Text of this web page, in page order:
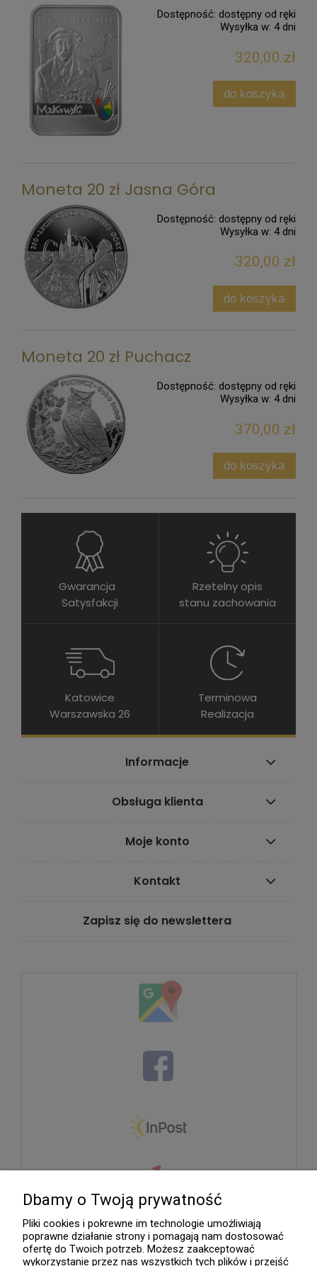
Dostępność: dostępny od ręki
Wysyłka w: 4 dni
320,00 zł
do koszyka
Moneta 20 zł Jasna Góra
Dostępność: dostępny od ręki
Wysyłka w: 4 dni
320,00 zł
do koszyka
Moneta 20 zł Puchacz
Dostępność: dostępny od ręki
Wysyłka w: 4 dni
370,00 zł
do koszyka
Gwarancja
Satysfakcji
Rzetelny opis
stanu zachowania
Katowice
Warszawska 26
Terminowa
Realizacja
Informacje
Obsługa klienta
Moje konto
Kontakt
Zapisz się do newslettera
Dbamy o Twoją prywatność
Pliki cookies i pokrewne im technologie umożliwiają
poprawne działanie strony i pomagają nam dostosować
ofertę do Twoich potrzeb. Możesz zaakceptować
wykorzystanie przez nas wszystkich tych plików i przejść